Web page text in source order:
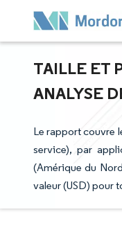
TAILLE ET
ANALYSE
Le rapport couvre
service), par
(Amérique du
valeur (USD) pour